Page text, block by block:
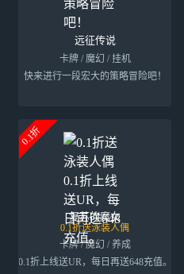
远征传说
卡牌 / 魔幻 / 挂机
快来进行一段宏大的策略冒险吧！
0.1折
复苏的魔女
0.1折送泳装人偶
卡牌 / 魔幻 / 养成
0.1折上线送UR，每日再送648充值。